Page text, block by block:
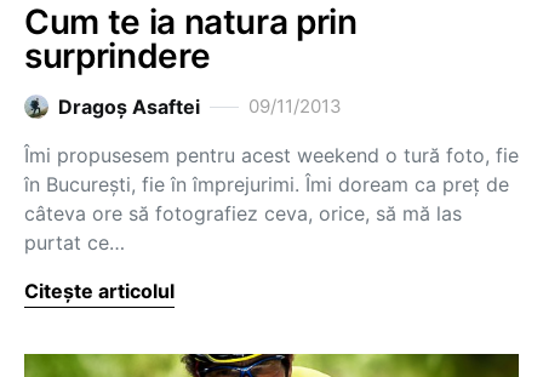
Cum te ia natura prin
surprindere
Dragoş Asaftei 09/11/2013
Îmi propusesem pentru acest weekend o tură foto, fie
în București, fie în împrejurimi. Îmi doream ca preț de
câteva ore să fotografiez ceva, orice, să mă las
purtat ce…
Citește articolul